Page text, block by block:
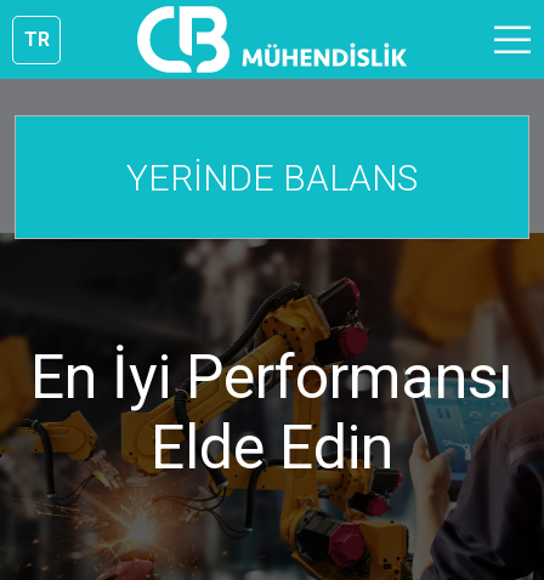
TR
YERİNDE BALANS
En İyi Performansı
Elde Edin